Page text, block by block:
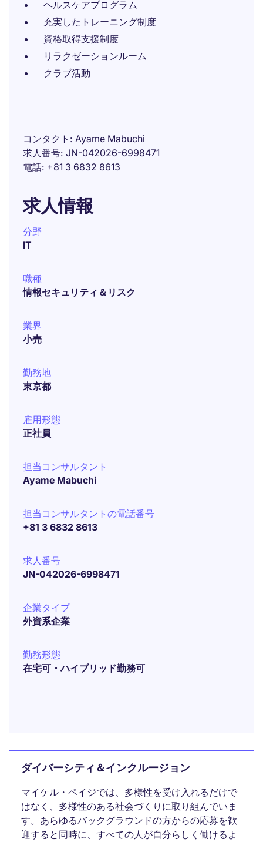
ヘルスケアプログラム
充実したトレーニング制度
資格取得支援制度
リラクゼーションルーム
クラブ活動
コンタクト
Ayame Mabuchi
求人番号 JN-042026-6998471
電話 +81 3 6832 8613
求人情報
分野
IT
職種
情報セキュリティ＆リスク
業界
小売
勤務地
東京都
雇用形態
正社員
担当コンサルタント
Ayame Mabuchi
担当コンサルタントの電話番号
+81 3 6832 8613
求人番号
JN-042026-6998471
企業タイプ
外資系企業
勤務形態
在宅可・ハイブリッド勤務可
ダイバーシティ＆インクルージョン
マイケル・ペイジでは、多様性を受け入れるだけで
はなく、多様性のある社会づくりに取り組んでいま
す。あらゆるバックグラウンドの方からの応募を歓
迎すると同時に、すべての人が自分らしく働けるよ